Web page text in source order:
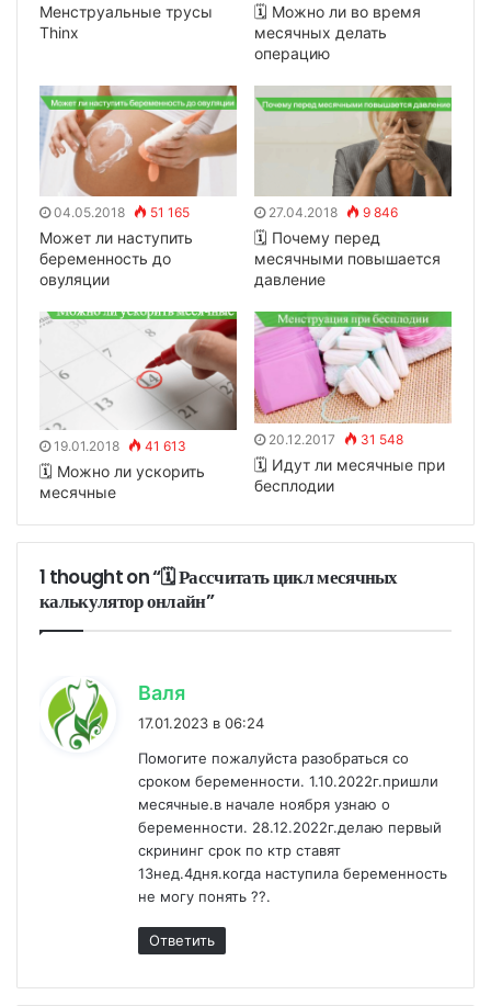
Менструальные трусы
Thinx
🗓 Можно ли во время
месячных делать
операцию
04.05.2018 51 165
Может ли наступить
беременность до
овуляции
27.04.2018 9 846
🗓 Почему перед
месячными повышается
давление
19.01.2018 41 613
🗓 Можно ли ускорить
месячные
20.12.2017 31 548
🗓 Идут ли месячные при
бесплодии
1 thought on “🗓 Рассчитать цикл месячных
калькулятор онлайн”
Валя
17.01.2023 в 06:24
Помогите пожалуйста разобраться со
сроком беременности. 1.10.2022г.пришли
месячные.в начале ноября узнаю о
беременности. 28.12.2022г.делаю первый
скрининг срок по ктр ставят
13нед.4дня.когда наступила беременность
не могу понять ??.
Ответить